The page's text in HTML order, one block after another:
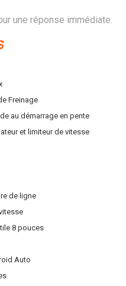
une réponse immédiate.
Freinage
au démarrage en pente
et limiteur de vitesse
de ligne
8 pouces
Auto